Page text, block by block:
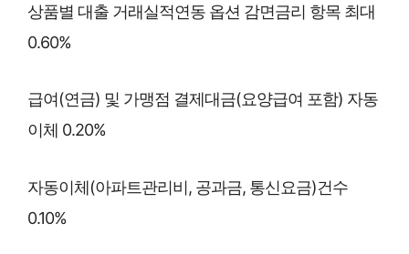
상품별 대출 거래실적연동 옵션 감면금리 항목 최대
0.60%
급여(연금) 및 가맹점 결제대금(요양급여 포함) 자동
이체 0.20%
자동이체(아파트관리비, 공과금, 통신요금)건수
0.10%